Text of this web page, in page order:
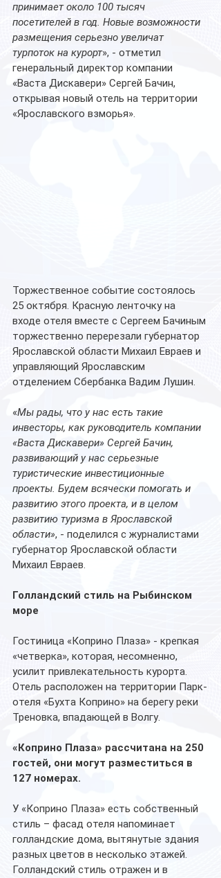
принимает около 100 тысяч
посетителей в год. Новые возможности
размещения серьезно увеличат
турпоток на курорт», - отметил
генеральный директор компании
«Васта Дискавери» Сергей Бачин,
открывая новый отель на территории
«Ярославского взморья».
Торжественное событие состоялось
25 октября. Красную ленточку на
входе отеля вместе с Сергеем Бачиным
торжественно перерезали губернатор
Ярославской области Михаил Евраев и
управляющий Ярославским
отделением Сбербанка Вадим Лушин.
«Мы рады, что у нас есть такие
инвесторы, как руководитель компании
«Васта Дискавери» Сергей Бачин,
развивающий у нас серьезные
туристические инвестиционные
проекты. Будем всячески помогать и
развитию этого проекта, и в целом
развитию туризма в Ярославской
области», - поделился с журналистами
губернатор Ярославской области
Михаил Евраев.
Голландский стиль на Рыбинском
море
Гостиница «Коприно Плаза» - крепкая
«четверка», которая, несомненно,
усилит привлекательность курорта.
Отель расположен на территории Парк-
отеля «Бухта Коприно» на берегу реки
Треновка, впадающей в Волгу.
«Коприно Плаза» рассчитана на 250
гостей, они могут разместиться в
127 номерах.
У «Коприно Плаза» есть собственный
стиль – фасад отеля напоминает
голландские дома, вытянутые здания
разных цветов в несколько этажей.
Голландский стиль отражен и в